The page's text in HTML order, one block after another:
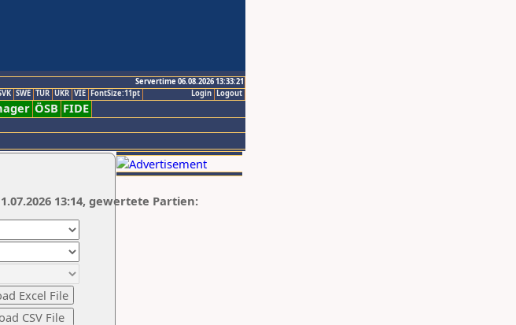
Servertime 06.08.2026 13:33:21
Logout
Login
SWE TUR UKR VIE FontSize:11pt
ÖSB FIDE
13:14, gewertete Partien: